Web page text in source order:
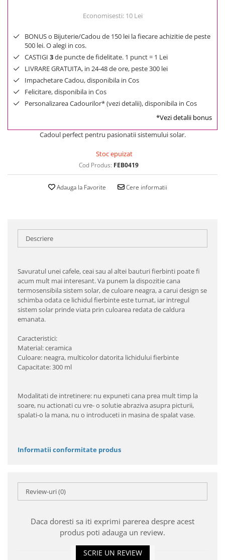
Economisesti: 10 Lei
BONUS o Bijuterie/Cadou de 150 lei la fiecare achizitie de peste
500 lei. O alegi in cos.
CASTIGI 3de puncte de fidelitate. 1 punct = 1 Lei
LIVRARE GRATUITA, in 24-48 de ore, peste 300 lei
Impachetare Cadou, disponibila in Cos
Felicitare, disponibila in Cos
Personalizarea Cadourilor* (vezi detalii), disponibila in Cos
*Vezi detalii bonus
Cadoul perfect pentru pasionatii sistemului solar.
Stoc epuizat
Cod Produs: FEB0419
Adauga la Favorite Cere informatii
Descriere
Savuratul unei cafele, ceai sau al altei bauturi fierbinti poate fi
acum mult mai interesant. Va punem la dispozitie cana
termosensibila sistem solar, de culoare neagra, a carui design se
schimba odata ce lichidul fierbinte este turnat, iar intregul
sistem solar prinde viata prin culoarea redata de caldura
emanata.
Caracteristici:
Material: ceramica
Culoare: neagra, multicolor datorita lichidului fierbinte
Capacitate: 300 ml
Modalitati de intretinere: nu expuneti cana prea mult timp la
soare, nu actionati cu vre- o solutie abraziva asupra picturii,
spalati-o la mana, nu o introduceti in masina de spalat vase.
Informatii conformitate produs
Review-uri(0)
Daca doresti sa iti exprimi parerea despre acest
produs poti adauga un review.
SCRIE UN REVIEW